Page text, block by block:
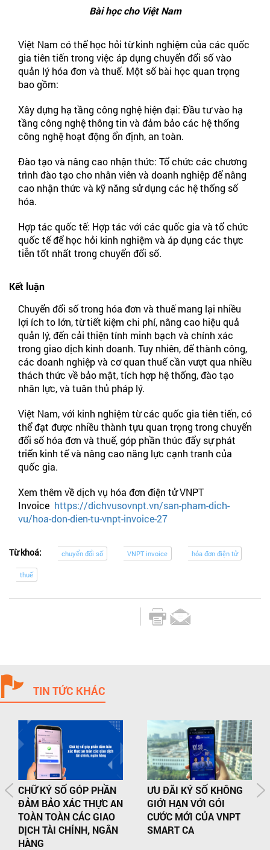
Bài học cho Việt Nam
Việt Nam có thể học hỏi từ kinh nghiệm của các quốc
gia tiên tiến trong việc áp dụng chuyển đổi số vào
quản lý hóa đơn và thuế. Một số bài học quan trọng
bao gồm:
Xây dựng hạ tầng công nghệ hiện đại: Đầu tư vào hạ
tầng công nghệ thông tin và đảm bảo các hệ thống
công nghệ hoạt động ổn định, an toàn.
Đào tạo và nâng cao nhận thức: Tổ chức các chương
trình đào tạo cho nhân viên và doanh nghiệp để nâng
cao nhận thức và kỹ năng sử dụng các hệ thống số
hóa.
Hợp tác quốc tế: Hợp tác với các quốc gia và tổ chức
quốc tế để học hỏi kinh nghiệm và áp dụng các thực
tiễn tốt nhất trong chuyển đổi số.
Kết luận
Chuyển đổi số trong hóa đơn và thuế mang lại nhiều
lợi ích to lớn, từ tiết kiệm chi phí, nâng cao hiệu quả
quản lý, đến cải thiện tính minh bạch và chính xác
trong giao dịch kinh doanh. Tuy nhiên, để thành công,
các doanh nghiệp và cơ quan thuế cần vượt qua nhiều
thách thức về bảo mật, tích hợp hệ thống, đào tạo
nhân lực, và tuân thủ pháp lý.
Việt Nam, với kinh nghiệm từ các quốc gia tiên tiến, có
thể đạt được nhiều thành tựu quan trọng trong chuyển
đổi số hóa đơn và thuế, góp phần thúc đẩy sự phát
triển kinh tế và nâng cao năng lực cạnh tranh của
quốc gia.
Xem thêm về dịch vụ hóa đơn điện tử VNPT
Invoice https://dichvusovnpt.vn/san-pham-dich-
vu/hoa-don-dien-tu-vnpt-invoice-27
Từ khoá: chuyển đổi số VNPT invoice hóa đơn điện tử
thuế
TIN TỨC KHÁC
CHỮ KÝ SỐ GÓP PHẦN
ĐẢM BẢO XÁC THỰC AN
TOÀN TOÀN CÁC GIAO
DỊCH TÀI CHÍNH, NGÂN
HÀNG
ƯU ĐÃI KÝ SỐ KHÔNG
GIỚI HẠN VỚI GÓI
CƯỚC MỚI CỦA VNPT
SMART CA